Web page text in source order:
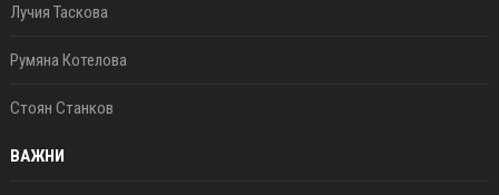
Лучия Таскова
Румяна Котелова
Стоян Станков
ВАЖНИ